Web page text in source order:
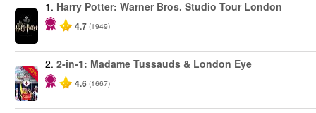
1. Harry Potter: Warner Bros. Studio Tour London
4.7 (1949)
-40%
2. 2-in-1: Madame Tussauds & London Eye
4.6 (1667)